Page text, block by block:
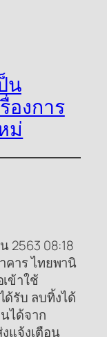
น
องการ
ม่
2563 08:18
คาร ไทยพานิ
ข้าใช้
ด้รับ ลบทิ้งได้
ได้จาก
แจ้งเตือน